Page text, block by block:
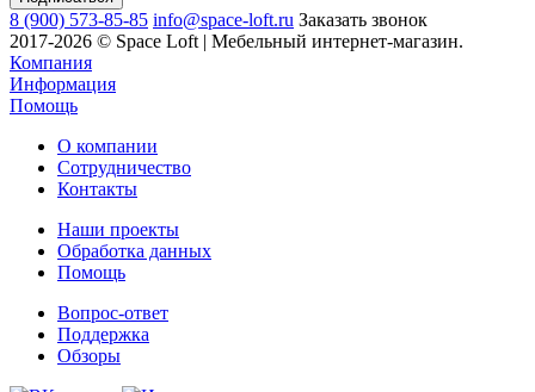
8 (900) 573-85-85 info@space-loft.ru Заказать звонок
2017-2026 © Space Loft | Мебельный интернет-магазин.
Компания
Информация
Помощь
О компании
Сотрудничество
Контакты
Наши проекты
Обработка данных
Помощь
Вопрос-ответ
Поддержка
Обзоры